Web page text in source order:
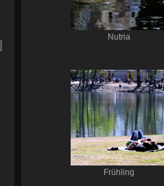
Nutria
Frühling